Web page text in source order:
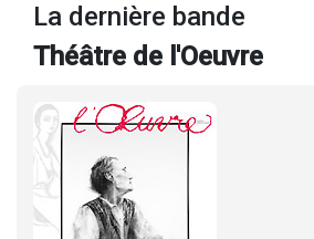
La dernière bande
Théâtre de l'Oeuvre